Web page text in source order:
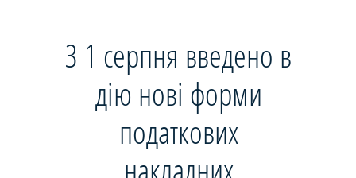
З 1 серпня введено в
дію нові форми
податкових